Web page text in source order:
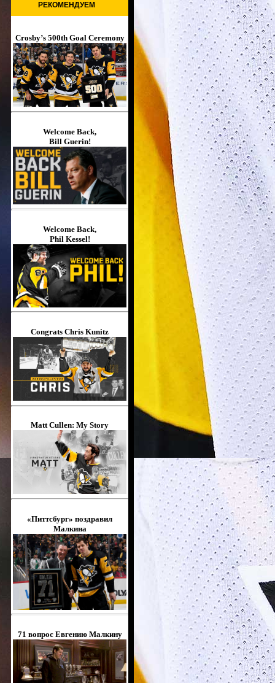
РЕКОМЕНДУЕМ
Crosby’s 500th Goal Ceremony
Welcome Back,
Bill Guerin!
Welcome Back,
Phil Kessel!
Congrats Chris Kunitz
Matt Cullen: My Story
«Питтсбург» поздравил
Малкина
71 вопрос Евгению Малкину